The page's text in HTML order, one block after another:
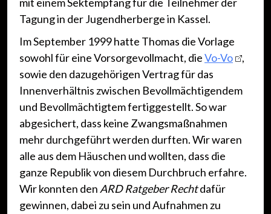
mit einem Sektempfang für die Teilnehmer der
Tagung in der Jugendherberge in Kassel.
Im September 1999 hatte Thomas die Vorlage
sowohl für eine Vorsorgevollmacht, dieVo-Vo
,
sowie den dazugehörigen Vertrag für das
Innenverhältnis zwischen Bevollmächtigendem
und Bevollmächtigtem fertiggestellt. So war
abgesichert, dass keine Zwangsmaßnahmen
mehr durchgeführt werden durften. Wir waren
alle aus dem Häuschen und wollten, dass die
ganze Republik von diesem Durchbruch erfahre.
Wir konnten denARD Ratgeber Rechtdafür
gewinnen, dabei zu sein und Aufnahmen zu